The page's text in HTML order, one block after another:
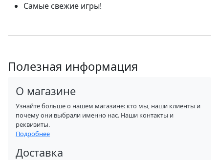
Самые свежие игры!
Полезная информация
О магазине
Узнайте больше о нашем магазине: кто мы, наши клиенты и
почему они выбрали именно нас. Наши контакты и
реквизиты.
Подробнее
Доставка